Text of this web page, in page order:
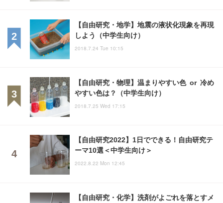
【自由研究・地学】地震の液状化現象を再現
しよう（中学生向け）
2018.7.24 Tue 10:15
【自由研究・物理】温まりやすい色 or 冷め
やすい色は？（中学生向け）
2018.7.25 Wed 17:15
【自由研究2022】1日でできる！自由研究テ
ーマ10選＜中学生向け＞
2022.8.22 Mon 12:45
【自由研究・化学】洗剤がよごれを落とすメ